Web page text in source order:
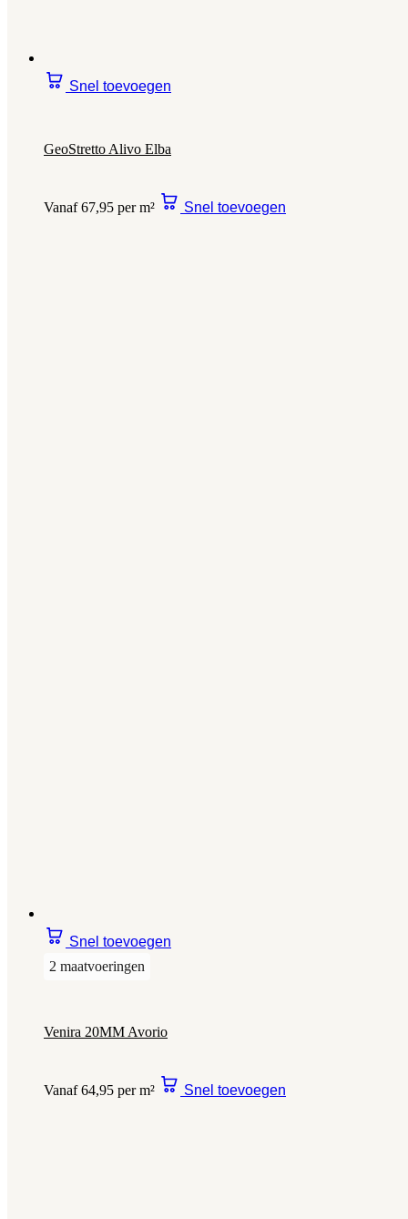
Snel toevoegen
GeoStretto Alivo Elba
Vanaf 67,95 per m² Snel toevoegen
Snel toevoegen
2 maatvoeringen
Venira 20MM Avorio
Vanaf 64,95 per m² Snel toevoegen